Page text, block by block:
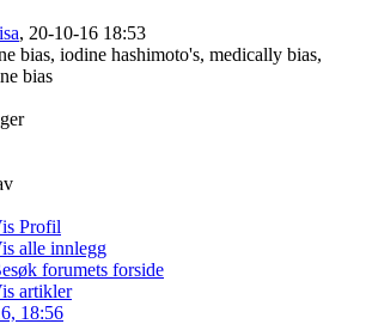
, 20-10-16 18:53
Profil
alle innlegg
forumets forside
artikler
18:56